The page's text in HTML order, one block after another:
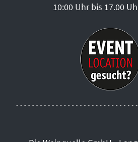
10:00 Uhr bis 17.00